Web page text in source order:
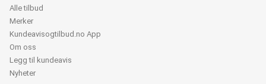
Alle tilbud
Merker
Kundeavisogtilbud.no App
Om oss
Legg til kundeavis
Nyheter